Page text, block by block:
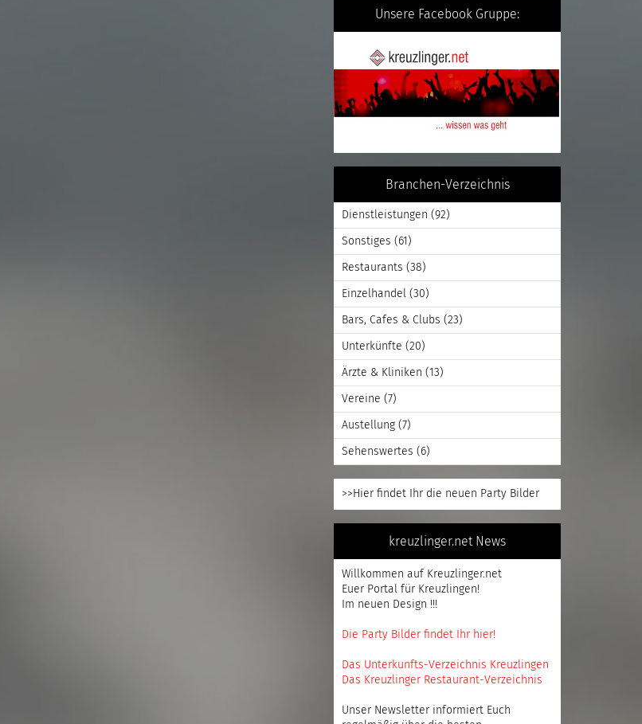
Unsere Facebook Gruppe:
Branchen-Verzeichnis
Dienstleistungen (92)
Sonstiges (61)
Restaurants (38)
Einzelhandel (30)
Bars, Cafes & Clubs (23)
Unterkünfte (20)
Ärzte & Kliniken (13)
Vereine (7)
Austellung (7)
Sehenswertes (6)
>>Hier findet Ihr die neuen Party Bilder
kreuzlinger.net News
Willkommen auf Kreuzlinger.net
Euer Portal für Kreuzlingen!
Im neuen Design !!!
Die Party Bilder findet Ihr hier!
Das Unterkunfts-Verzeichnis Kreuzlingen
Das Kreuzlinger Restaurant-Verzeichnis
Unser Newsletter informiert Euch